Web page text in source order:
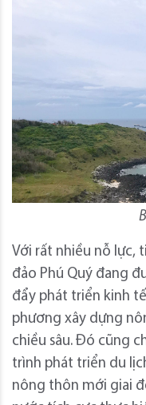
Với rất nhiều nỗ lực,
đảo Phú Quý đang
đẩy phát triển kinh
phương xây dựng
chiều sâu. Đó cũng
trình phát triển du
nông thôn mới giai